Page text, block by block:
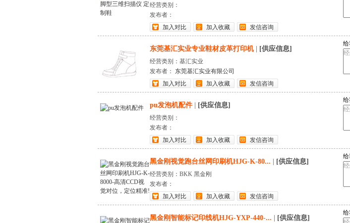
经营类别：
发布者：
加入对比
加入收藏 发信咨询
东莞基汇实业专业鞋材皮革打印机| [供应信息]
经营类别：基汇实业
发布者： 东莞基汇实业有限公司
加入对比
加入收藏 发信咨询
给
pu发泡机配件| [供应信息]
经营类别：
发布者：
加入对比
加入收藏 发信咨询
给
黑金刚视觉跑台丝网印刷机HJG-K-80... [供应信息]
经营类别：BKK 黑金刚
发布者：
加入对比
加入收藏 发信咨询
给
黑金刚智能标记印线机HJG-YXP-440-... [供应信息]
给